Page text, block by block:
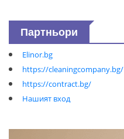
Партньори
Elinor.bg
https://cleaningcompany.bg/
https://contract.bg/
Нашият вход